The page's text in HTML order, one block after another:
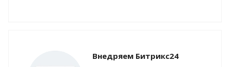
Внедряем Битрикс24